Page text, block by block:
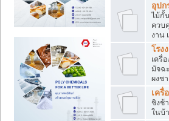
อุปก
ไม้กั้
ควบ
งาน
โรง
เครื่
มัจฉ
ผงช
เครื่
ชิงช้
ในบ้